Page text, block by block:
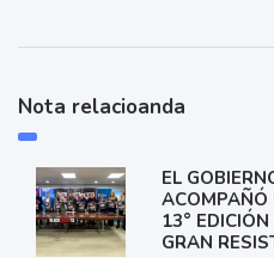
Nota relacioanda
EL
ACOMPAÑÓ
13°
GRAN